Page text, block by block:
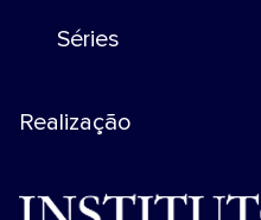
Séries
Realização